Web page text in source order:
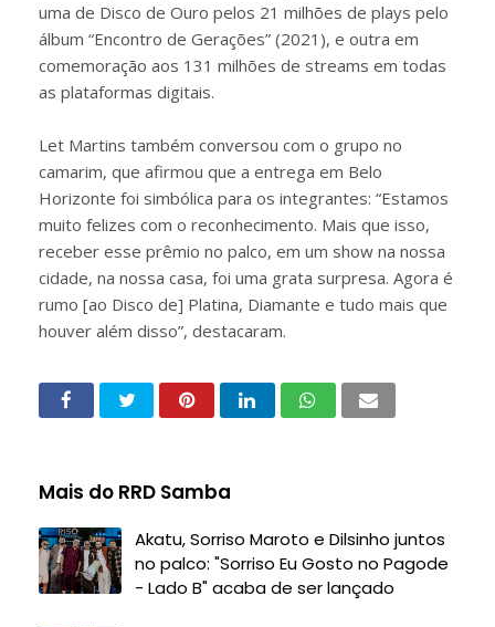
uma de Disco de Ouro pelos 21 milhões de plays pelo
álbum “Encontro de Gerações” (2021), e outra em
comemoração aos 131 milhões de streams em todas
as plataformas digitais.
Let Martins também conversou com o grupo no
camarim, que afirmou que a entrega em Belo
Horizonte foi simbólica para os integrantes: “Estamos
muito felizes com o reconhecimento. Mais que isso,
receber esse prêmio no palco, em um show na nossa
cidade, na nossa casa, foi uma grata surpresa. Agora é
rumo [ao Disco de] Platina, Diamante e tudo mais que
houver além disso”, destacaram.
Mais do RRD Samba
Akatu, Sorriso Maroto e Dilsinho juntos
no palco: "Sorriso Eu Gosto no Pagode
- Lado B" acaba de ser lançado